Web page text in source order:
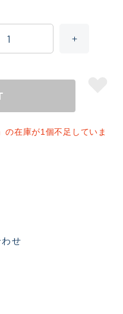
の在庫が1個不足していま
せ